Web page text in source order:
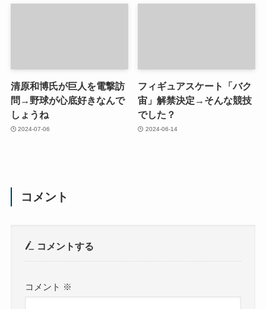
清原和博氏が巨人を電撃訪
問→野球が心底好きなんで
しょうね
2024-07-06
フィギュアスケート「バク
宙」解禁決定→そんな競技
でした？
2024-06-14
コメント
コメントする
コメント ※